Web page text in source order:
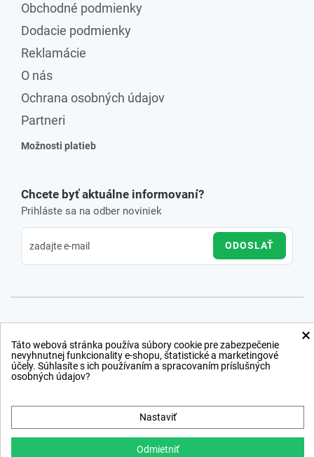
Obchodné podmienky
Dodacie podmienky
Reklamácie
O nás
Ochrana osobných údajov
Partneri
Možnosti platieb
Chcete byť aktuálne informovaní?
Prihláste sa na odber noviniek
ODOSLAŤ
×
Táto webová stránka používa súbory cookie pre zabezpečenie
nevyhnutnej funkcionality e-shopu, štatistické a marketingové
účely. Súhlasíte s ich používaním a spracovaním príslušných
osobných údajov?
Nastaviť
Odmietniť